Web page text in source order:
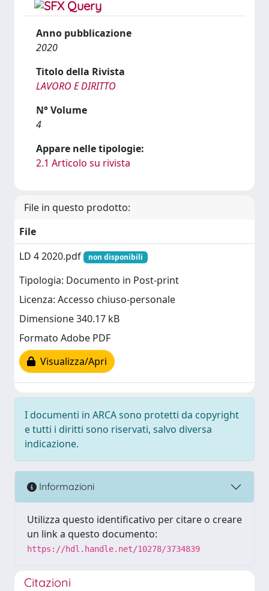
Anno pubblicazione
2020
Titolo della Rivista
LAVORO E DIRITTO
N° Volume
4
Appare nelle tipologie:
2.1 Articolo su rivista
File in questo prodotto:
File
LD 4 2020.pdf
non disponibili
Tipologia: Documento in Post-print
Licenza: Accesso chiuso-personale
Dimensione 340.17 kB
Formato Adobe PDF
Visualizza/Apri
I documenti in ARCA sono protetti da copyright
e tutti i diritti sono riservati, salvo diversa
indicazione.
Informazioni
Utilizza questo identificativo per citare o creare
un link a questo documento:
https://hdl.handle.net/10278/3734839
Citazioni